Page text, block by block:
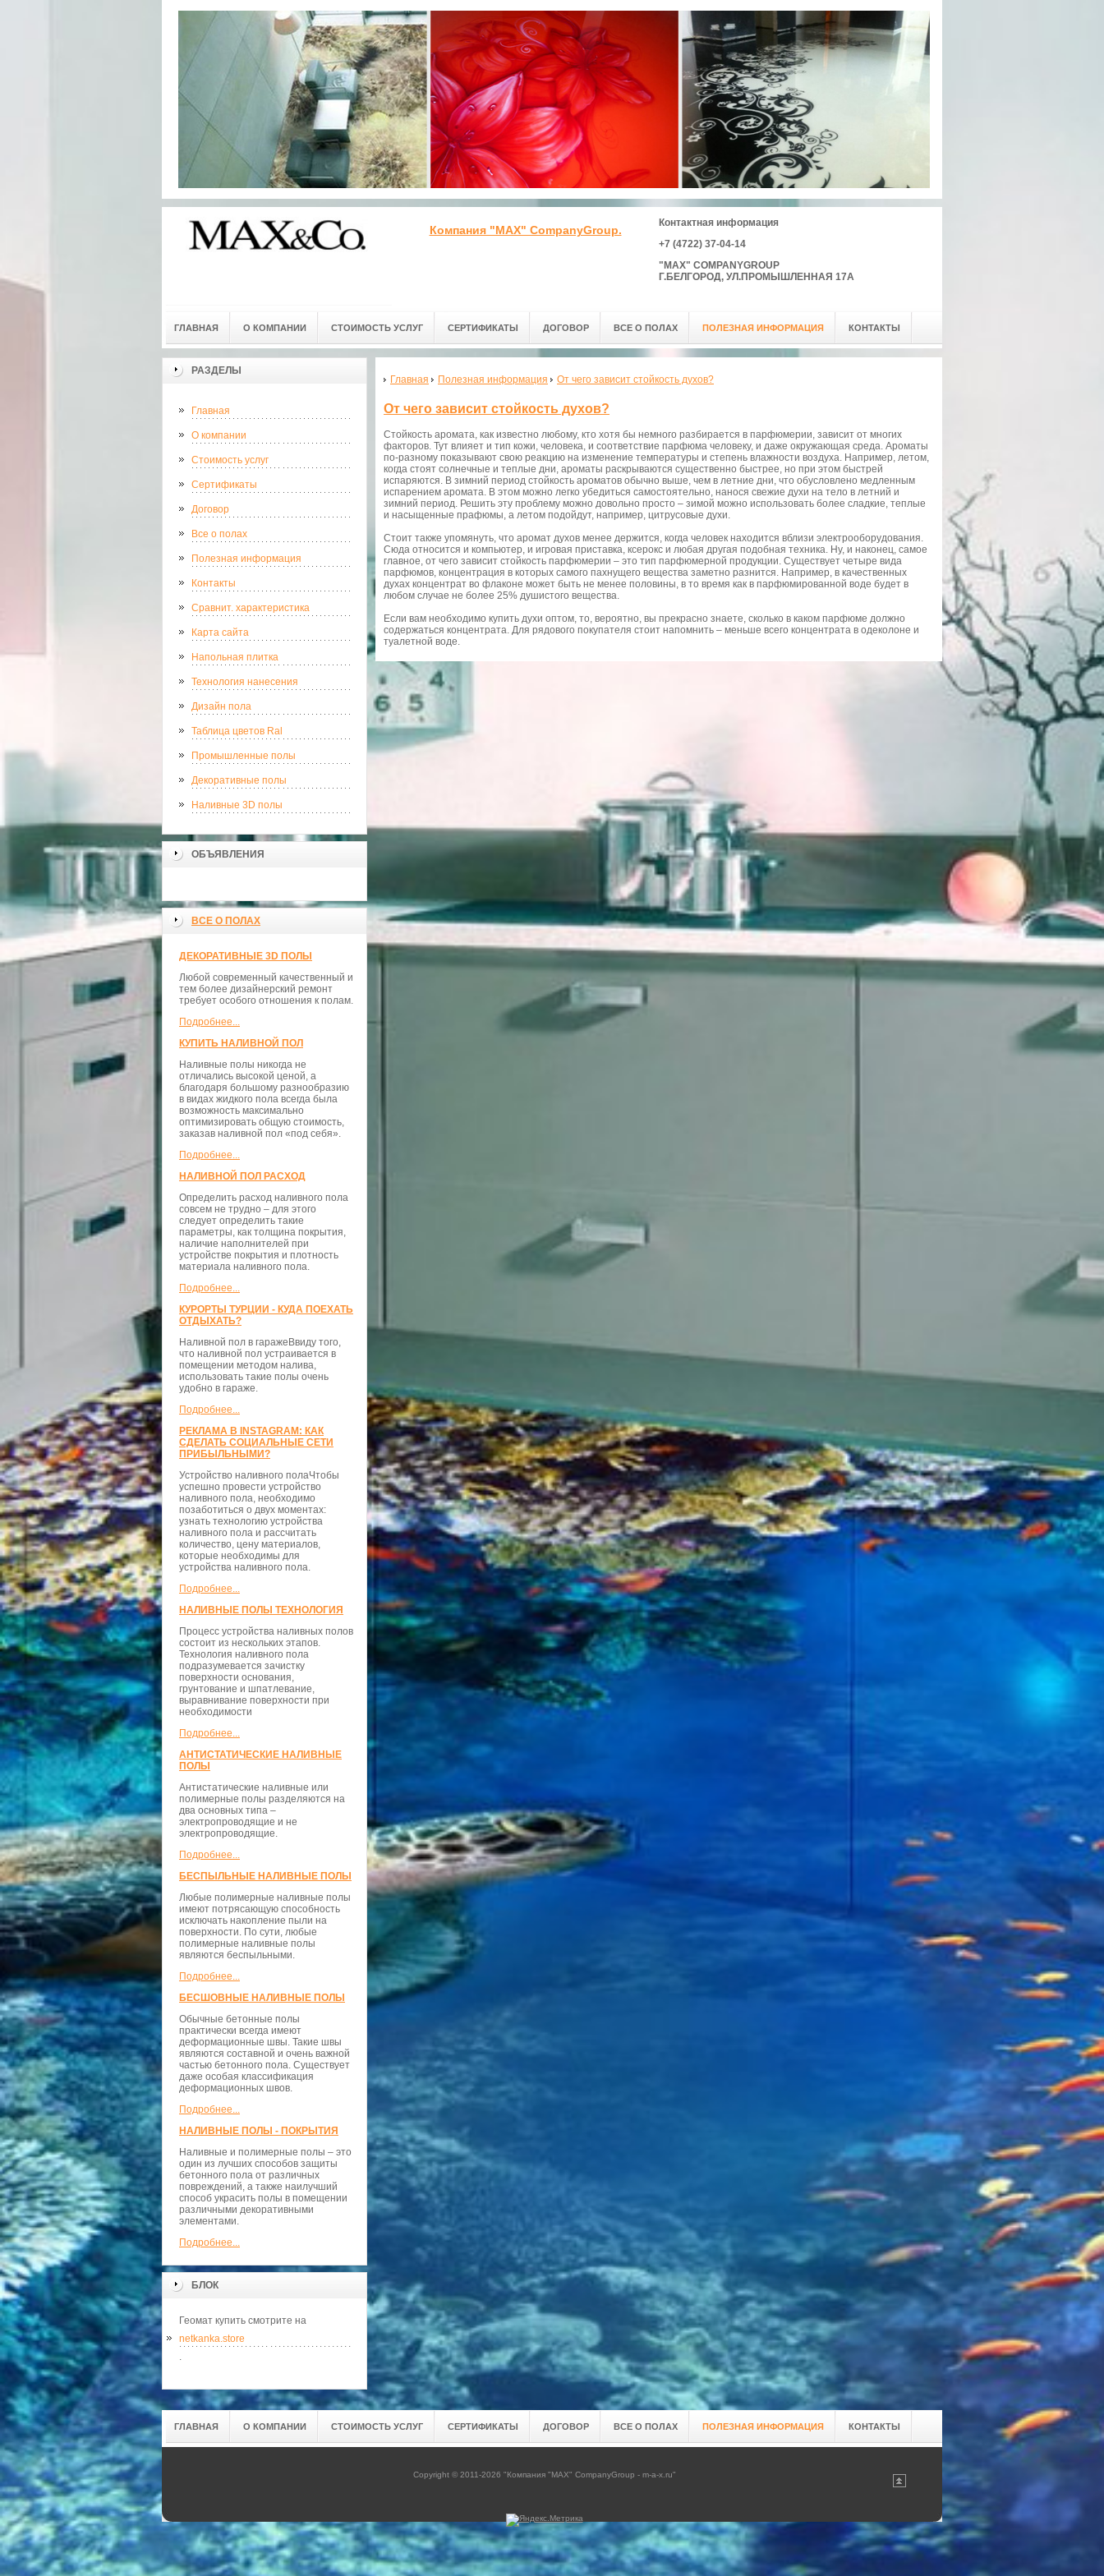
Компания "MAX" CompanyGroup.
Контактная информация
+7 (4722) 37-04-14
"MAX" COMPANYGROUP
Г.БЕЛГОРОД, УЛ.ПРОМЫШЛЕННАЯ 17А
ГЛАВНАЯ О КОМПАНИИ СТОИМОСТЬ УСЛУГ СЕРТИФИКАТЫ ДОГОВОР ВСЕ О ПОЛАХ ПОЛЕЗНАЯ ИНФОРМАЦИЯ КОНТАКТЫ
РАЗДЕЛЫ
Главная
О компании
Стоимость услуг
Сертификаты
Договор
Все о полах
Полезная информация
Контакты
Сравнит. характеристика
Карта сайта
Напольная плитка
Технология нанесения
Дизайн пола
Таблица цветов Ral
Промышленные полы
Декоративные полы
Наливные 3D полы
ОБЪЯВЛЕНИЯ
ВСЕ О ПОЛАХ
ДЕКОРАТИВНЫЕ 3D ПОЛЫ
Любой современный качественный и
тем более дизайнерский ремонт
требует особого отношения к полам.
Подробнее...
КУПИТЬ НАЛИВНОЙ ПОЛ
Наливные полы никогда не
отличались высокой ценой, а
благодаря большому разнообразию
в видах жидкого пола всегда была
возможность максимально
оптимизировать общую стоимость,
заказав наливной пол «под себя».
Подробнее...
НАЛИВНОЙ ПОЛ РАСХОД
Определить расход наливного пола
совсем не трудно – для этого
следует определить такие
параметры, как толщина покрытия,
наличие наполнителей при
устройстве покрытия и плотность
материала наливного пола.
Подробнее...
КУРОРТЫ ТУРЦИИ - КУДА ПОЕХАТЬ
ОТДЫХАТЬ?
Наливной пол в гаражеВвиду того,
что наливной пол устраивается в
помещении методом налива,
использовать такие полы очень
удобно в гараже.
Подробнее...
РЕКЛАМА В INSTAGRAM: КАК
СДЕЛАТЬ СОЦИАЛЬНЫЕ СЕТИ
ПРИБЫЛЬНЫМИ?
Устройство наливного полаЧтобы
успешно провести устройство
наливного пола, необходимо
позаботиться о двух моментах:
узнать технологию устройства
наливного пола и рассчитать
количество, цену материалов,
которые необходимы для
устройства наливного пола.
Подробнее...
НАЛИВНЫЕ ПОЛЫ ТЕХНОЛОГИЯ
Процесс устройства наливных полов
состоит из нескольких этапов.
Технология наливного пола
подразумевается зачистку
поверхности основания,
грунтование и шпатлевание,
выравнивание поверхности при
необходимости
Подробнее...
АНТИСТАТИЧЕСКИЕ НАЛИВНЫЕ
ПОЛЫ
Антистатические наливные или
полимерные полы разделяются на
два основных типа –
электропроводящие и не
электропроводящие.
Подробнее...
БЕСПЫЛЬНЫЕ НАЛИВНЫЕ ПОЛЫ
Любые полимерные наливные полы
имеют потрясающую способность
исключать накопление пыли на
поверхности. По сути, любые
полимерные наливные полы
являются беспыльными.
Подробнее...
БЕСШОВНЫЕ НАЛИВНЫЕ ПОЛЫ
Обычные бетонные полы
практически всегда имеют
деформационные швы. Такие швы
являются составной и очень важной
частью бетонного пола. Существует
даже особая классификация
деформационных швов.
Подробнее...
НАЛИВНЫЕ ПОЛЫ - ПОКРЫТИЯ
Наливные и полимерные полы – это
один из лучших способов защиты
бетонного пола от различных
повреждений, а также наилучший
способ украсить полы в помещении
различными декоративными
элементами.
Подробнее...
БЛОК
Геомат купить смотрите на
netkanka.store
.
Главная Полезная информация От чего зависит стойкость духов?
От чего зависит стойкость духов?
Стойкость аромата, как известно любому, кто хотя бы немного разбирается в парфюмерии, зависит от многих
факторов. Тут влияет и тип кожи, человека, и соответствие парфюма человеку, и даже окружающая среда. Ароматы
по-разному показывают свою реакцию на изменение температуры и степень влажности воздуха. Например, летом,
когда стоят солнечные и теплые дни, ароматы раскрываются существенно быстрее, но при этом быстрей
испаряются. В зимний период стойкость ароматов обычно выше, чем в летние дни, что обусловлено медленным
испарением аромата. В этом можно легко убедиться самостоятельно, нанося свежие духи на тело в летний и
зимний период. Решить эту проблему можно довольно просто – зимой можно использовать более сладкие, теплые
и насыщенные прафюмы, а летом подойдут, например, цитрусовые духи.
Стоит также упомянуть, что аромат духов менее держится, когда человек находится вблизи электрооборудования.
Сюда относится и компьютер, и игровая приставка, ксерокс и любая другая подобная техника. Ну, и наконец, самое
главное, от чего зависит стойкость парфюмерии – это тип парфюмерной продукции. Существует четыре вида
парфюмов, концентрация в которых самого пахнущего вещества заметно разнится. Например, в качественных
духах концентрат во флаконе может быть не менее половины, в то время как в парфюмированной воде будет в
любом случае не более 25% душистого вещества.
Если вам необходимо купить духи оптом, то, вероятно, вы прекрасно знаете, сколько в каком парфюме должно
содержаться концентрата. Для рядового покупателя стоит напомнить – меньше всего концентрата в одеколоне и
туалетной воде.
ГЛАВНАЯ О КОМПАНИИ СТОИМОСТЬ УСЛУГ СЕРТИФИКАТЫ ДОГОВОР ВСЕ О ПОЛАХ ПОЛЕЗНАЯ ИНФОРМАЦИЯ КОНТАКТЫ
Copyright © 2011-2026 "Компания "MAX" CompanyGroup - m-a-x.ru"